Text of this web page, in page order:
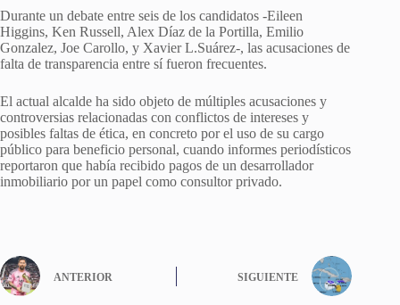
Durante un debate entre seis de los candidatos -Eileen
Higgins, Ken Russell, Alex Díaz de la Portilla, Emilio
Gonzalez, Joe Carollo, y Xavier L.Suárez-, las acusaciones de
falta de transparencia entre sí fueron frecuentes.
El actual alcalde ha sido objeto de múltiples acusaciones y
controversias relacionadas con conflictos de intereses y
posibles faltas de ética, en concreto por el uso de su cargo
público para beneficio personal, cuando informes periodísticos
reportaron que había recibido pagos de un desarrollador
inmobiliario por un papel como consultor privado.
ANTERIOR SIGUIENTE